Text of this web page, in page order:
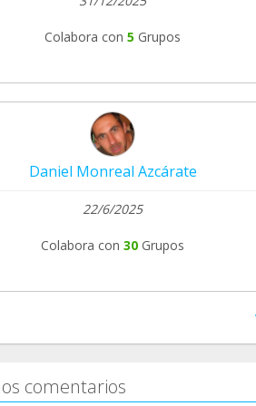
Colabora con 5 Grupos
Daniel Monreal Azcárate
22/6/2025
Colabora con 30 Grupos
comentarios